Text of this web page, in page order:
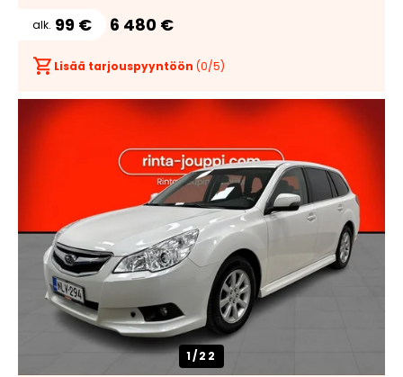
alk. 99 € 6 480 €
Lisää tarjouspyyntöön (0/5)
1/22